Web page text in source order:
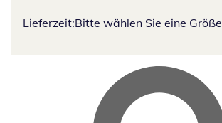
Lieferzeit:Bitte wählen Sie eine Größe